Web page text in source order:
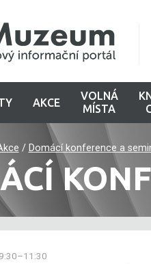
AKCE
VOLNÁ
MÍSTA
/ Domácí konference a